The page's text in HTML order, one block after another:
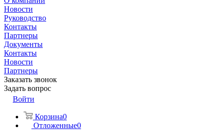
Новости
Руководство
Контакты
Партнеры
Документы
Контакты
Новости
Партнеры
Заказать звонок
Задать вопрос
Войти
Корзина0
Отложенные0